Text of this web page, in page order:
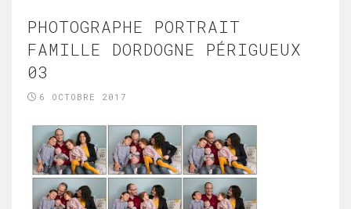
PHOTOGRAPHE PORTRAIT
FAMILLE DORDOGNE PÉRIGUEUX
03
6 OCTOBRE 2017